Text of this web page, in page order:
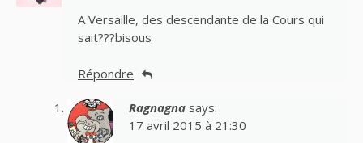
A Versaille, des descendante de la Cours qui
sait???bisous
Répondre
Ragnagna says:
17 avril 2015 à 21:30